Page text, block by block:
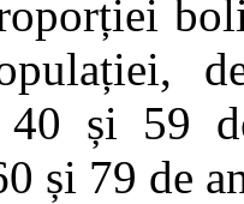
40 și 59
și 79 de